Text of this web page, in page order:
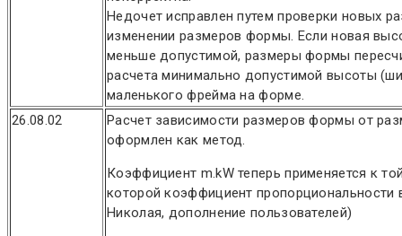
Недочет исправлен путем проверки новых
изменении размеров формы. Если новая
меньше допустимой, размеры формы
расчета минимально допустимой высоты
маленького фрейма на форме.
26.08.02
Расчет зависимости размеров формы от
оформлен как метод.
Коэффициент m.kW теперь применяется к
которой коэффициент
Николая, дополнение пользователей)